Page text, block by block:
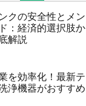
クの安全性とメ
：経済的選択肢
解説
を効率化！最新
浄機器がおすす